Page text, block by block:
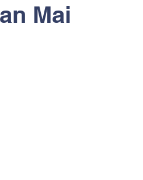
Mai